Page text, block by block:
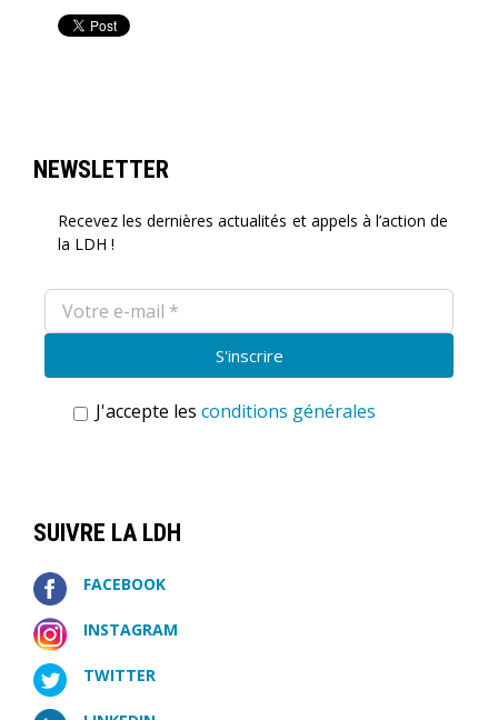
NEWSLETTER
Recevez les dernières actualités et appels à l’action de
la LDH !
J'accepte les conditions générales
SUIVRE LA LDH
FACEBOOK
INSTAGRAM
TWITTER